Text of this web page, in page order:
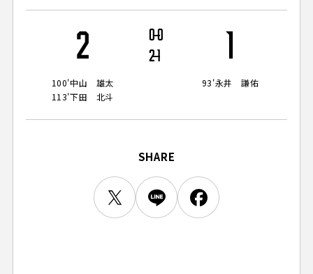
スタジアムマップ
観戦方法を知る
観戦マナー＆ルール
試合運営管理規程
ＦＣ町田ゼルビアをサポート
トレーニングの見学・ファンサービス
ボランティア
ホームタウントップ
ゼルビアアシスト募集
ゼルナビ
ＦＣ町田ゼルビアスポーツクラブ
ＦＣ町田ゼルビアアカデミー
パートナートップ
パートナー企業一覧
LINEミニアプリプライバシーポリシー
2
100'中山 雄太
113'下田 北斗
00
21 1
93'永井 謙佑
SHARE